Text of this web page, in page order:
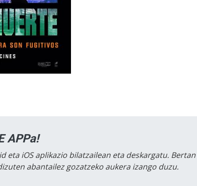
APPa!
eta iOS aplikazio bilatzailean eta deskargatu. Bertan
abantailez gozatzeko aukera izango duzu.